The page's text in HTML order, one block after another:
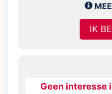
IK
Geen interesse